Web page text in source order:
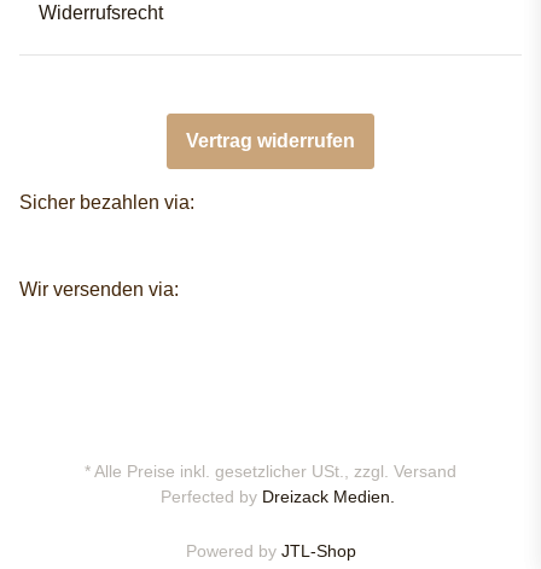
Widerrufsrecht
Vertrag widerrufen
Sicher bezahlen via:
Wir versenden via:
* Alle Preise inkl. gesetzlicher USt., zzgl. Versand
Perfected by Dreizack Medien.
Powered by JTL-Shop